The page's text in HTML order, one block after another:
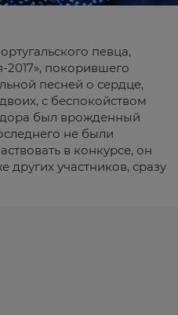
певца,
2017», покорившего
песней о сердце,
с беспокойством
был врожденный
не были
в конкурсе, он
участников, сразу